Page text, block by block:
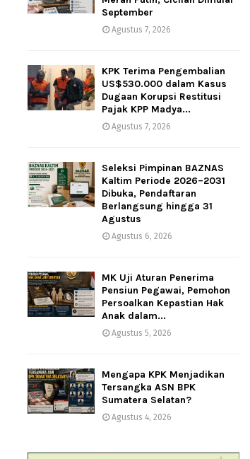
September
Agustus 7, 2026
KPK Terima Pengembalian
US$530.000 dalam Kasus
Dugaan Korupsi Restitusi
Pajak KPP Madya...
Agustus 7, 2026
Seleksi Pimpinan BAZNAS
Kaltim Periode 2026–2031
Dibuka, Pendaftaran
Berlangsung hingga 31
Agustus
Agustus 6, 2026
MK Uji Aturan Penerima
Pensiun Pegawai, Pemohon
Persoalkan Kepastian Hak
Anak dalam...
Agustus 5, 2026
Mengapa KPK Menjadikan
Tersangka ASN BPK
Sumatera Selatan?
Agustus 4, 2026